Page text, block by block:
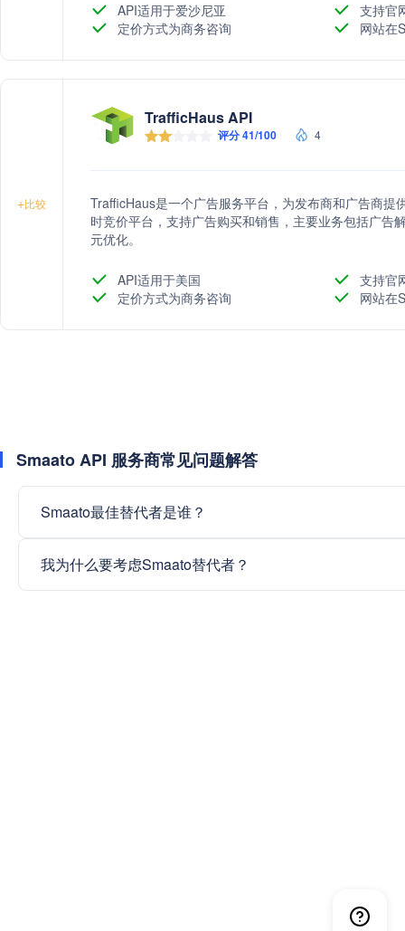
API适用于爱沙尼亚
支持官
定价方式为商务咨询
网站在
+比较
TrafficHaus API
评分 41/100 4
TrafficHaus是一个广告服务平台，为发布商和广告商
时竞价平台，支持广告购买和销售，主要业务包括广告
元优化。
API适用于美国
支持官
定价方式为商务咨询
网站在
Smaato API 服务商常见问题解答
Smaato最佳替代者是谁？
我为什么要考虑Smaato替代者？